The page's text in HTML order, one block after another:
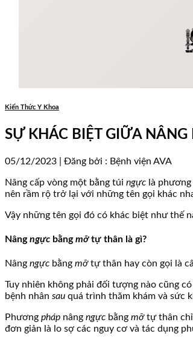
Kiến Thức Y Khoa
SỰ KHÁC BIỆT GIỮA
05/12/2023 | Đăng bởi : Bệnh viện AVA
Nâng cấp vòng một bằng túi ngực là phương
nên rầm rộ trở lại với những tên gọi khác
Vậy những tên gọi đó có khác biệt như thế
Nângngực bằngmỡtự thân là gì?
Nâng ngực bằng mỡtự thân hay còn gọi là
Tuy nhiên không phải đối tượng nào cũng
bệnh nhân sau quá trình thăm khám và sức
Phương pháp nâng ngực bằng mỡtự thân
đơn giản là lo sợ các nguy cơ và tác dụng